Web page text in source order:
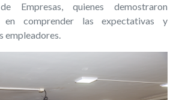
Empresas, quienes demostraron
en comprender las expectativas y
empleadores.